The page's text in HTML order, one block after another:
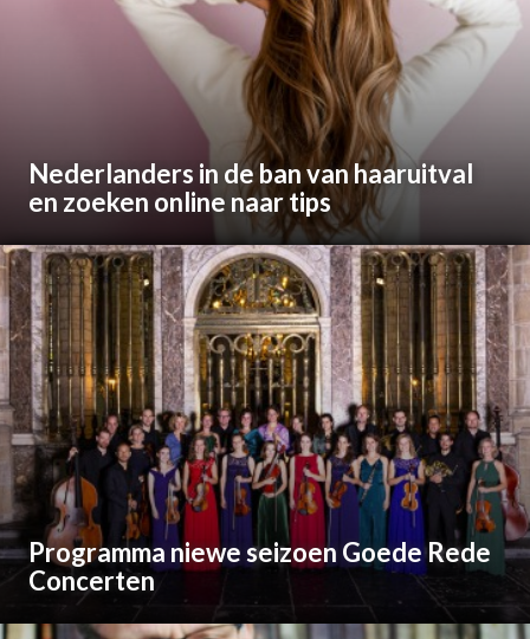
Nederlanders in de ban van haaruitval
en zoeken online naar tips
Programma niewe seizoen Goede Rede
Concerten